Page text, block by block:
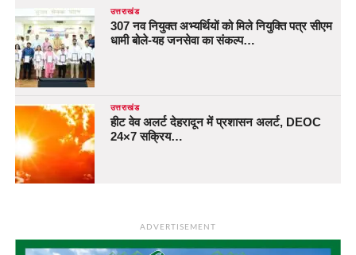
उत्तराखंड
307 नव नियुक्त अभ्यर्थियों को मिले नियुक्ति पत्र सीएम
धामी बोले-यह जनसेवा का संकल्प…
उत्तराखंड
हीट वेव अलर्ट देहरादून में प्रशासन अलर्ट, DEOC
24×7 सक्रिय…
ADVERTISEMENT